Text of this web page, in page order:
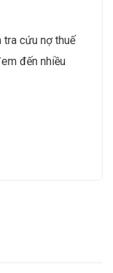
tra cứu nợ thuế
đến nhiều